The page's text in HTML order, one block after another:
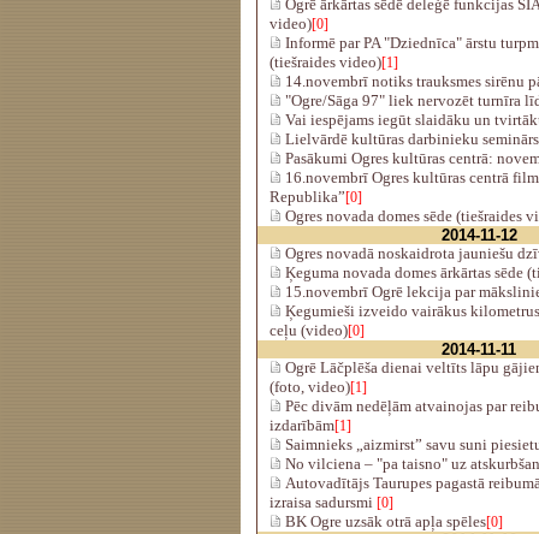
Ogrē ārkārtas sēdē deleģē funkcijas
video)[0]
Informē par PA "Dziednīca" ārstu
(tiešraides video)[1]
14.novembrī notiks trauksmes sirēnu
"Ogre/Sāga 97" liek nervozēt turnīra
Vai iespējams iegūt slaidāku un
Lielvārdē kultūras darbinieku seminārs
Pasākumi Ogres kultūras centrā:
16.novembrī Ogres kultūras centrā
Republika”[0]
Ogres novada domes sēde (tiešraides
2014-11-12
Ogres novadā noskaidrota jauniešu
Ķeguma novada domes ārkārtas sēde
15.novembrī Ogrē lekcija par
Ķegumieši izveido vairākus
ceļu (video)[0]
2014-11-11
Ogrē Lāčplēša dienai veltīts lāpu
(foto, video)[1]
Pēc divām nedēļām atvainojas par
izdarībām[1]
Saimnieks „aizmirst” savu suni
No vilciena – "pa taisno" uz
Autovadītājs Taurupes pagastā
izraisa sadursmi [0]
BK Ogre uzsāk otrā apļa spēles[0]